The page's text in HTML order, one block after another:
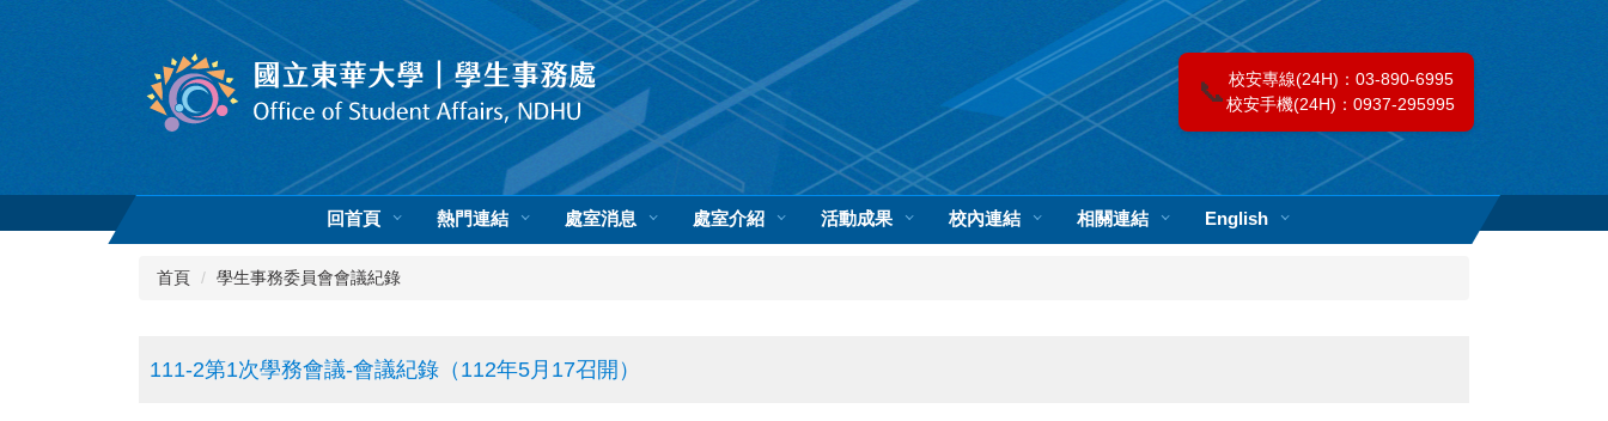
📞 校安專線(24H)：03-890-6995
校安手機(24H)：0937-295995
回首頁 熱門連結 處室消息 處室介紹 活動成果 校內連結 相關連結 English
首頁 學生事務委員會會議紀錄
111-2第1次學務會議-會議紀錄（112年5月17召開）